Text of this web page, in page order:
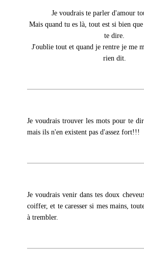
Je voudrais te parler d'amour
Mais quand tu es là, tout est si bien
te dire.
J'oublie tout et quand je rentre je me
rien dit.
Je voudrais trouver les mots pour te
mais ils n'en existent pas d'assez fort!!!
Je voudrais venir dans tes doux
coiffer, et te caresser si mes mains,
à trembler.